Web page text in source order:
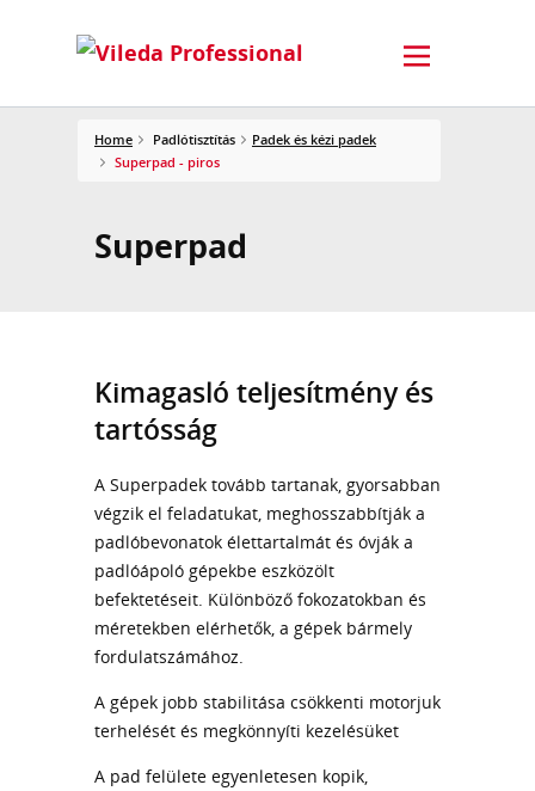
Home Padlótisztítás
Padek és kézi padek
Superpad - piros
Superpad
Kimagasló teljesítmény és
tartósság
A Superpadek tovább tartanak, gyorsabban
végzik el feladatukat, meghosszabbítják a
padlóbevonatok élettartalmát és óvják a
padlóápoló gépekbe eszközölt
befektetéseit. Különböző fokozatokban és
méretekben elérhetők, a gépek bármely
fordulatszámához.
A gépek jobb stabilitása csökkenti motorjuk
terhelését és megkönnyíti kezelésüket
A pad felülete egyenletesen kopik,